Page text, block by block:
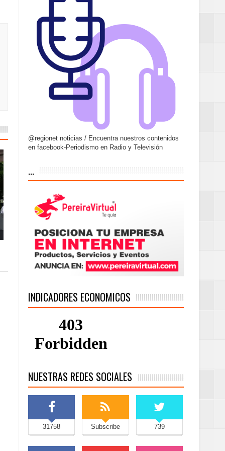
@regionet noticias / Encuentra nuestros contenidos
en facebook-Periodismo en Radio y Televisión
...
INDICADORES ECONOMICOS
NUESTRAS REDES SOCIALES
31758 Subscribe 739